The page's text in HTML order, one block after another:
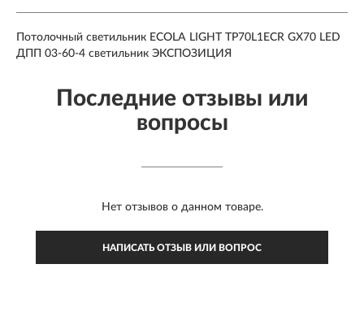
Потолочный светильник ECOLA LIGHT TP70L1ECR GX70 LED
ДПП 03-60-4 светильник ЭКСПОЗИЦИЯ
Последние отзывы или
вопросы
Нет отзывов о данном товаре.
НАПИСАТЬ ОТЗЫВ ИЛИ ВОПРОС